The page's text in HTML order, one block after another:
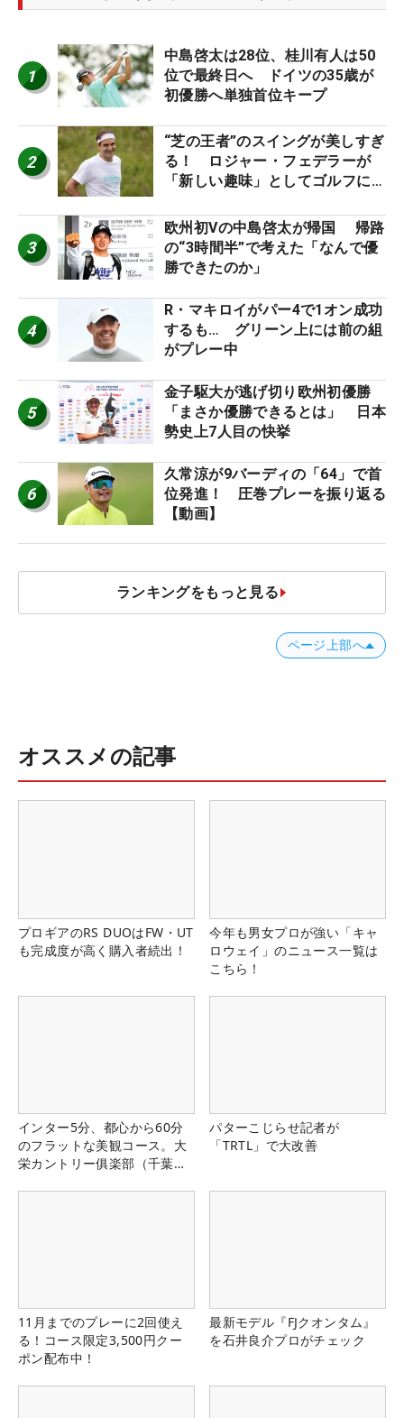
1
中島啓太は28位、桂川有人は50
位で最終日へ ドイツの35歳が
初優勝へ単独首位キープ
2
“芝の王者”のスイングが美しすぎ
る！ ロジャー・フェデラーが
「新しい趣味」としてゴルフに挑
3
欧州初Vの中島啓太が帰国 帰路
の“3時間半”で考えた「なんで優
勝できたのか」
4
R・マキロイがパー4で1オン成功
するも… グリーン上には前の組
がプレー中
5
金子駆大が逃げ切り欧州初優勝
「まさか優勝できるとは」 日本
勢史上7人目の快挙
6
久常涼が9バーディの「64」で首
位発進！ 圧巻プレーを振り返る
【動画】
ランキングをもっと見る
ページ上部へ
オススメの記事
プロギアのRS DUOはFW・UT
も完成度が高く購入者続出！
今年も男女プロが強い「キャ
ロウェイ」のニュース一覧は
こちら！
インター5分、都心から60分
のフラットな美観コース。大
栄カントリー俱楽部（千葉
パターこじらせ記者が
「TRTL」で大改善
11月までのプレーに2回使え
る！コース限定3,500円クー
ポン配布中！
最新モデル『FJクオンタム』
を石井良介プロがチェック